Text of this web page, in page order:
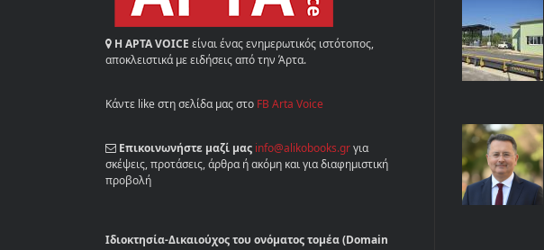
Η ΑΡΤΑ VOICE είναι ένας ενημερωτικός ιστότοπος,
αποκλειστικά με ειδήσεις από την Άρτα.
Κάντε like στη σελίδα μας στο FB Arta Voice
Επικοινωνήστε μαζί μας info@alikobooks.grγια
σκέψεις, προτάσεις, άρθρα ή ακόμη και για διαφημιστική
προβολή
Ιδιοκτησία-Δικαιούχος του ονόματος τομέα (Domain